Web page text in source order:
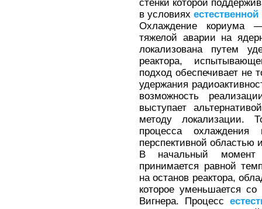
стенки которой
в условиях естественной
Охлаждение кориума
тяжелой аварии на
локализована путем
реактора,
подход обеспечивает не
удержания
возможность
выступает
методу локализации.
процесса охлаждения
перспективной областью
В начальный момент
принимается равной
на останов реактора,
которое уменьшается
Вигнера. Процесс